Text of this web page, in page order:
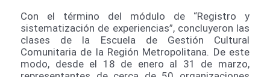
Con el término del módulo de “Registro y
sistematización de experiencias”, concluyeron las
clases de la Escuela de Gestión Cultural
Comunitaria de la Región Metropolitana. De este
modo, desde el 18 de enero al 31 de marzo,